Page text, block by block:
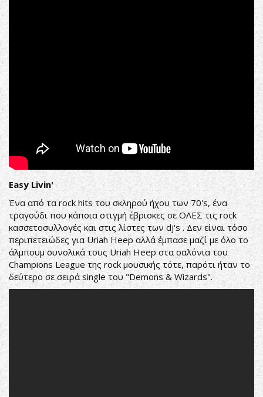
Easy Livin'
Ένα από τα rock hits του σκληρού ήχου των 70's, ένα
τραγούδι που κάποια στιγμή έβρισκες σε ΟΛΕΣ τις rock
κασσετοσυλλογές και στις λίστες των dj's . Δεν είναι τόσο
περιπετειώδες για Uriah Heep αλλά έμπασε μαζί με όλο το
άλμπουμ συνολικά τους Uriah Heep στα σαλόνια του
Champions League της rock μουσικής τότε, παρότι ήταν το
δεύτερο σε σειρά single του "Demons & Wizards".